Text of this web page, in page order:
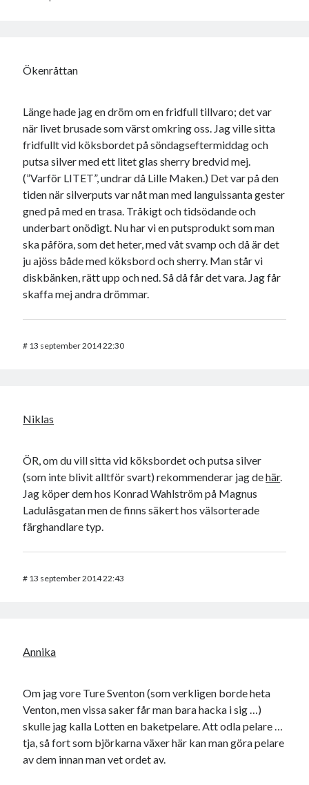
Ökenråttan
Länge hade jag en dröm om en fridfull tillvaro; det var
när livet brusade som värst omkring oss. Jag ville sitta
fridfullt vid köksbordet på söndagseftermiddag och
putsa silver med ett litet glas sherry bredvid mej.
(”Varför LITET”, undrar då Lille Maken.) Det var på den
tiden när silverputs var nåt man med languissanta gester
gned på med en trasa. Tråkigt och tidsödande och
underbart onödigt. Nu har vi en putsprodukt som man
ska påföra, som det heter, med våt svamp och då är det
ju ajöss både med köksbord och sherry. Man står vi
diskbänken, rätt upp och ned. Så då får det vara. Jag får
skaffa mej andra drömmar.
# 13 september 2014 22:30
Niklas
ÖR, om du vill sitta vid köksbordet och putsa silver
(som inte blivit alltför svart) rekommenderar jag dehär.
Jag köper dem hos Konrad Wahlström på Magnus
Ladulåsgatan men de finns säkert hos välsorterade
färghandlare typ.
# 13 september 2014 22:43
Annika
Om jag vore Ture Sventon (som verkligen borde heta
Venton, men vissa saker får man bara hacka i sig …)
skulle jag kalla Lotten en baketpelare. Att odla pelare …
tja, så fort som björkarna växer här kan man göra pelare
av dem innan man vet ordet av.